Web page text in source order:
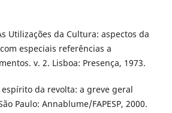
Utilizações da Cultura: aspectos da
especiais referências a
v. 2. Lisboa: Presença, 1973.
espírito da revolta: a greve geral
Paulo: Annablume/FAPESP, 2000.